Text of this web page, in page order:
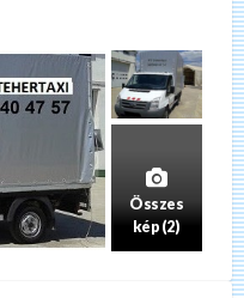
Összes
kép (2)